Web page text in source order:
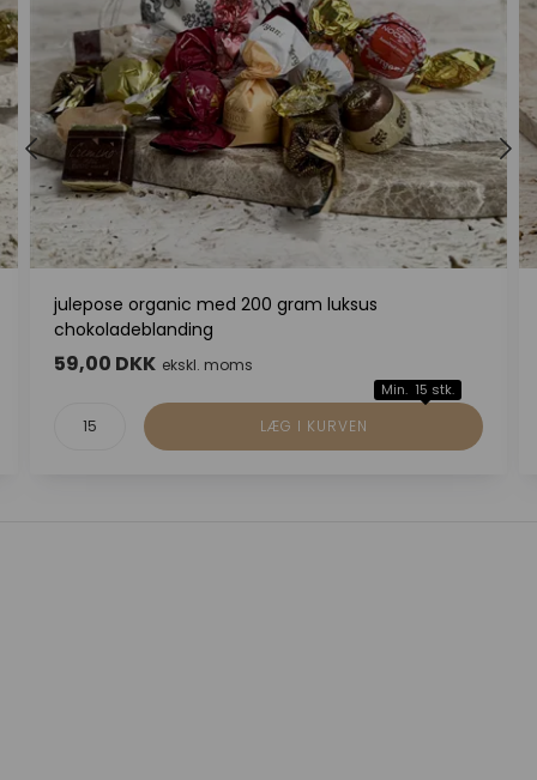
julepose organic med 200 gram luksus
chokoladeblanding
59,00 DKK ekskl. moms
Min. 15 stk.